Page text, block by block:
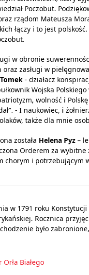
Poczobut.
rządom Mateusza
łączy i to jest
w obronie
zasługi w
- działacz
Wojska
wolność i
- I naukowiec, i
także dla mnie
została Helena Pyz –
Orderem za wybitne
chorym i potrzebującym
w 1791 roku
Rocznica
było
Orła Białego